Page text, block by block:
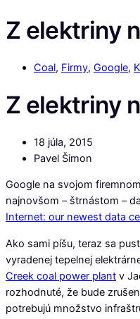
Z elektriny
Coal, Firmy, Google,
Z elektriny
18 júla, 2015
Pavel Šimon
Google na svojom
najnovšom – štrnástom –
Internet: our newest data
Ako sami píšu, teraz sa
vyradenej tepelnej
Creek coal power plant v
rozhodnuté, že bude
potrebujú množstvo